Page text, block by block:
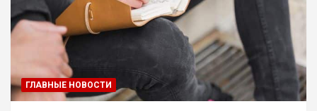
ГЛАВНЫЕ НОВОСТИ